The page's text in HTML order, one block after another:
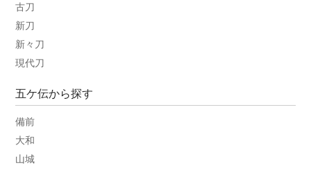
古刀
新刀
新々刀
現代刀
五ケ伝から探す
備前
大和
山城